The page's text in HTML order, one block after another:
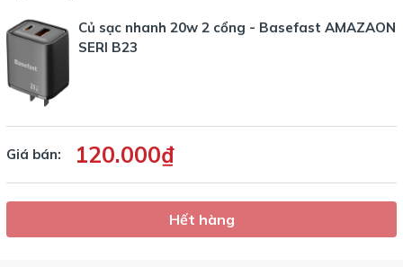
Củ sạc nhanh 20w 2 cổng - Basefast AMAZAON
SERI B23
Giá bán: 120.000₫
Hết hàng